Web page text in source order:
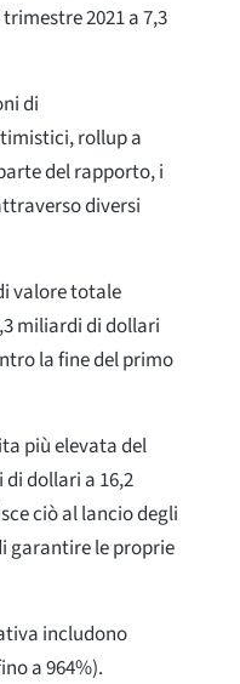
2021 a 7,3
di
rollup a
del rapporto, i
diversi
valore totale
miliardi di dollari
la fine del primo
più elevata del
di dollari a 16,2
ciò al lancio degli
garantire le proprie
includono
a 964%).